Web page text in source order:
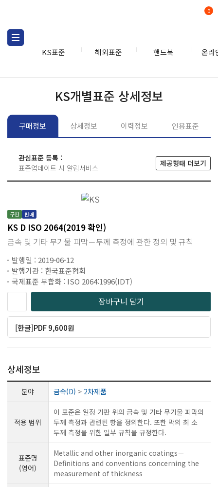
KS표준 해외표준 핸드북 온라
0
KS개별표준 상세정보
구매정보 상세정보 이력정보 인용표준
관심표준 등록 :
표준업데이트 시 알림서비스
제공형태 더보기
구판 판매
KS D ISO 2064(2019 확인)
금속 및 기타 무기물 피막－두께 측정에 관한 정의 및 규칙
발행일 : 2019-06-12
발행기관 : 한국표준협회
국제표준 부합화 : ISO 2064:1996(IDT)
장바구니 담기
[한글]PDF 9,600원
상세정보
분야 금속(D) > 2차제품
적용 범위
이 표준은 일정 기판 위의 금속 및 기타 무기물 피막의
두께 측정과 관련된 항을 정의한다. 또한 막의 최 소
두께 측정을 위한 일부 규칙을 규정한다.
표준명
(영어)
Metallic and other inorganic coatings－
Definitions and conventions concerning the
measurement of thickness